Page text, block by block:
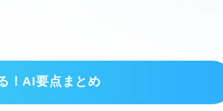
！AI要点まとめ
と答える際のポイント